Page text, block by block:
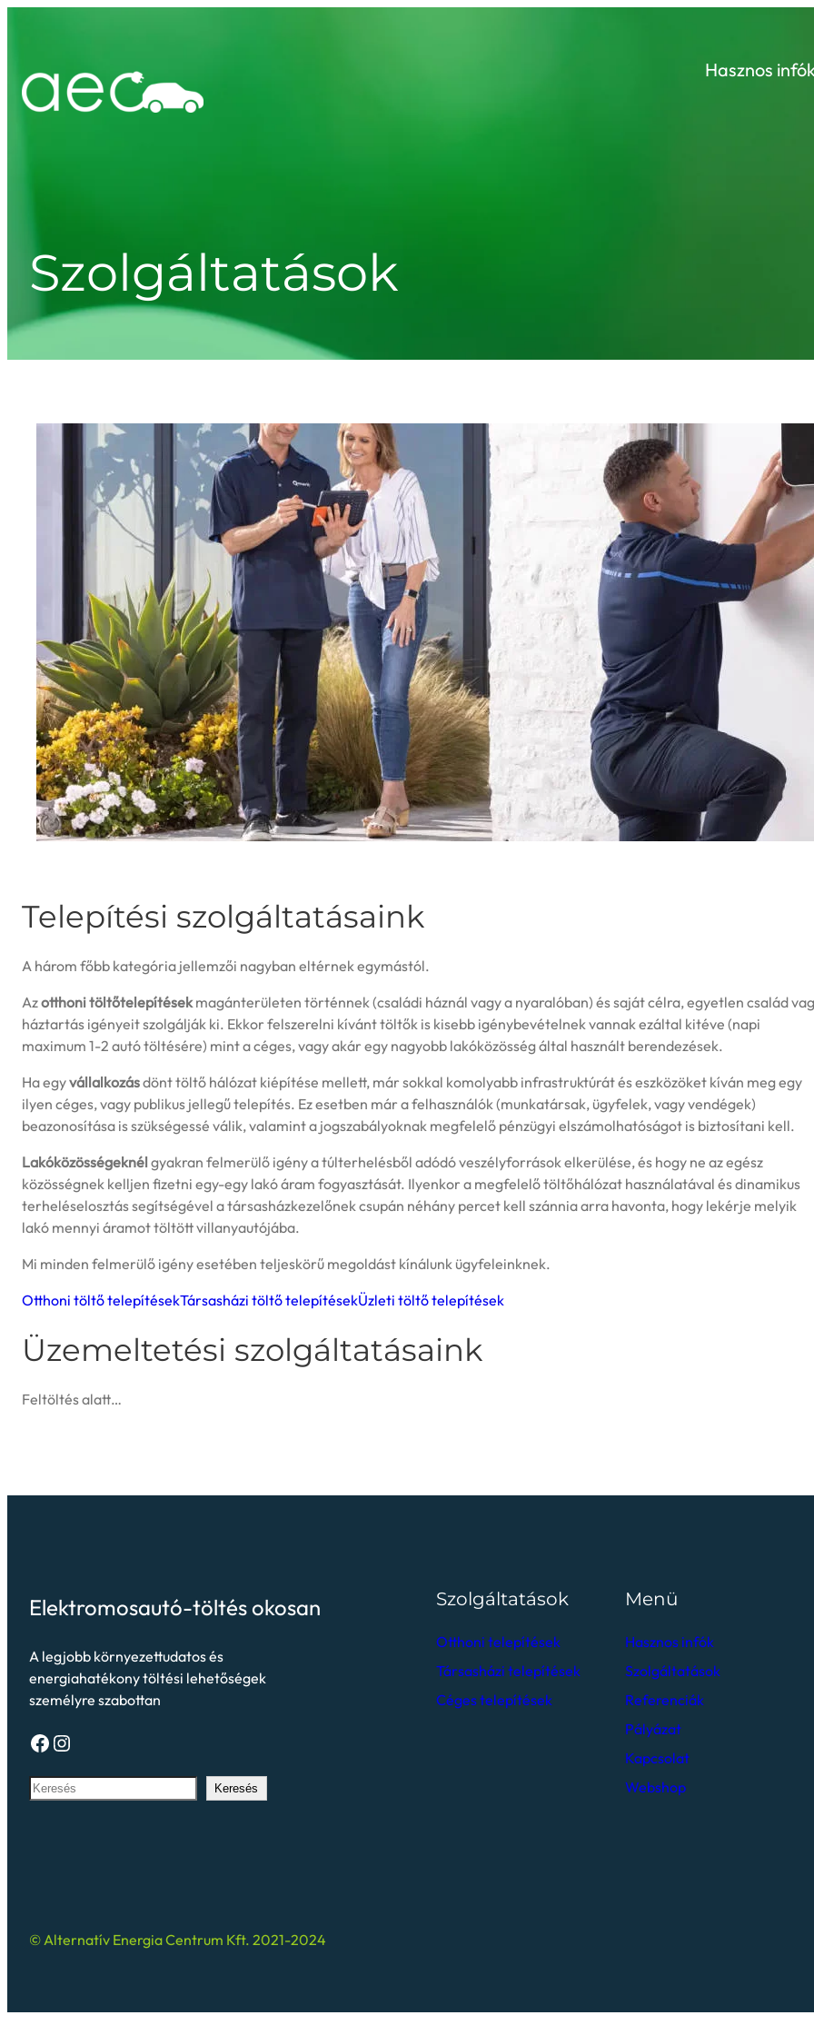
Hasznos
Szolgáltatások
Telepítési szolgáltatásaink
A három főbb kategória jellemzői nagyban eltérnek egymástól.
Azotthoni töltőtelepítésekmagánterületen történnek (családi háznál vagy a nyaralóban) és saját célra, egyetlen család
háztartás igényeit szolgálják ki. Ekkor felszerelni kívánt töltők is kisebb igénybevételnek vannak ezáltal kitéve (napi
maximum 1-2 autó töltésére) mint a céges, vagy akár egy nagyobb lakóközösség által használt berendezések.
Ha egyvállalkozásdönt töltő hálózat kiépítése mellett, már sokkal komolyabb infrastruktúrát és eszközöket kíván meg egy
ilyen céges, vagy publikus jellegű telepítés. Ez esetben már a felhasználók (munkatársak, ügyfelek, vagy vendégek)
beazonosítása is szükségessé válik, valamint a jogszabályoknak megfelelő pénzügyi elszámolhatóságot is biztosítani kell.
Lakóközösségeknél gyakran felmerülő igény a túlterhelésből adódó veszélyforrások elkerülése, és hogy ne az egész
közösségnek kelljen fizetni egy-egy lakó áram fogyasztását. Ilyenkor a megfelelő töltőhálózat használatával és dinamikus
terheléselosztás segítségével a társasházkezelőnek csupán néhány percet kell szánnia arra havonta, hogy lekérje melyik
lakó mennyi áramot töltött villanyautójába.
Mi minden felmerülő igény esetében teljeskörű megoldást kínálunk ügyfeleinknek.
Otthoni töltő telepítésekTársasházi töltő telepítésekÜzleti töltő telepítések
Üzemeltetési szolgáltatásaink
Feltöltés alatt…
Elektromosautó-töltés okosan
A legjobb környezettudatos és
energiahatékony töltési lehetőségek
személyre szabottan
Keresés
Szolgáltatások
Otthoni telepítések
Társasházi telepítések
Céges telepítések
Menü
Hasznos infók
Szolgáltatások
Referenciák
Pályázat
Kapcsolat
Webshop
© Alternatív Energia Centrum Kft. 2021-2024